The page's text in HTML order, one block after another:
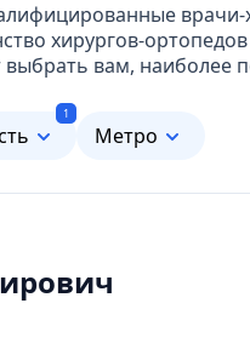
хирургов-
вам, наиболее
1
Метро